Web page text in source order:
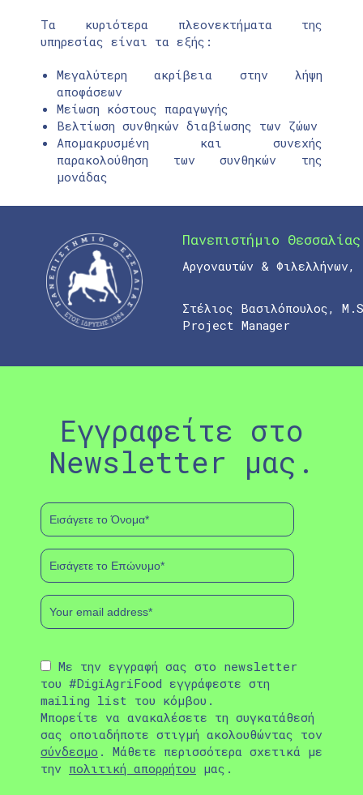
Τα κυριότερα πλεονεκτήματα της
υπηρεσίας είναι τα εξής:
Μεγαλύτερη ακρίβεια στην λήψη
αποφάσεων
Μείωση κόστους παραγωγής
Βελτίωση συνθηκών διαβίωσης των ζώων
Απομακρυσμένη και συνεχής
παρακολούθηση των συνθηκών της
μονάδας
Πανεπιστήμιο Θεσσαλίας
Αργοναυτών &
Στέλιος Βασιλόπουλος,
Project Manager
Εγγραφείτε στο
Newsletter μας.
Με την εγγραφή σας στο newsletter
του #DigiAgriFood εγγράφεστε στη
mailing list του κόμβου.
Μπορείτε να ανακαλέσετε τη συγκατάθεσή
σας οποιαδήποτε στιγμή ακολουθώντας τον
σύνδεσμο . Μάθετε περισσότερα σχετικά με
την πολιτική απορρήτου μας.